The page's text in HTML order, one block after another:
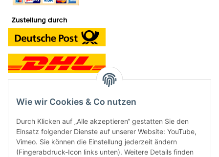
Neben dem Onlineshop haben wir ein Ladengeschäft in Hütten:
Frontline Games
Wie wir Cookies & Co nutzen
Durch Klicken auf „Alle akzeptieren“ gestatten Sie den
Einsatz folgender Dienste auf unserer Website: YouTube,
Vimeo. Sie können die Einstellung jederzeit ändern
(Fingerabdruck-Icon links unten). Weitere Details finden